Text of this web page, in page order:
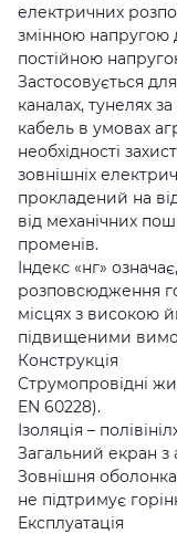
електричних
змінною напругою
постійною
Застосовується
каналах, тунелях
кабель в умовах
необхідності
зовнішніх
прокладений на
від механічних
променів.
Індекс «нг»
розповсюдження
місцях з високою
підвищеними
Конструкція
Струмопровідні
EN 60228).
Ізоляція –
Загальний екран з
Зовнішня
не підтримує
Експлуатація